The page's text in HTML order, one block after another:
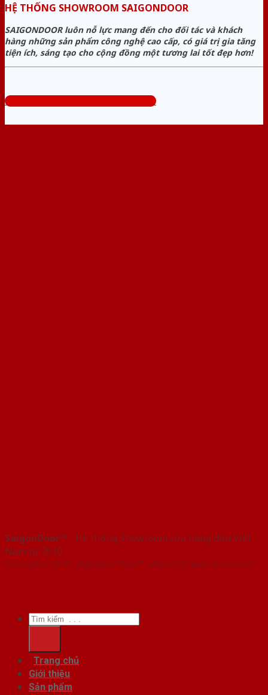
HỆ THỐNG SHOWROOM SAIGONDOOR
SAIGONDOOR luôn nỗ lực mang đến cho đối tác và khách
hàng những sản phẩm công nghệ cao cấp, có giá trị gia tăng
tiện ích, sáng tạo cho cộng đồng một tương lai tốt đẹp hơn!
Tổng đài tư vấn miễn phí: 0824.400.400
SaigonDoor™ - Hệ thống Showroom cửa hàng đầu Việt
Nam từ 2010
Copyright ⓒ 2010 – 2026 SaigonDoor™ | Đơn vị chủ quản SaigonDoor
Tìm
kiếm:
Trang chủ
Giới thiệu
Sản phẩm